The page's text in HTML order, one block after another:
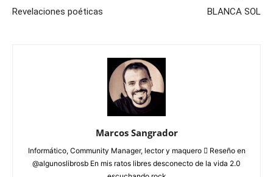
Revelaciones poéticas BLANCA SOL
Marcos Sangrador
Informático, Community Manager, lector y maquero  Reseño en
@algunoslibrosb En mis ratos libres desconecto de la vida 2.0